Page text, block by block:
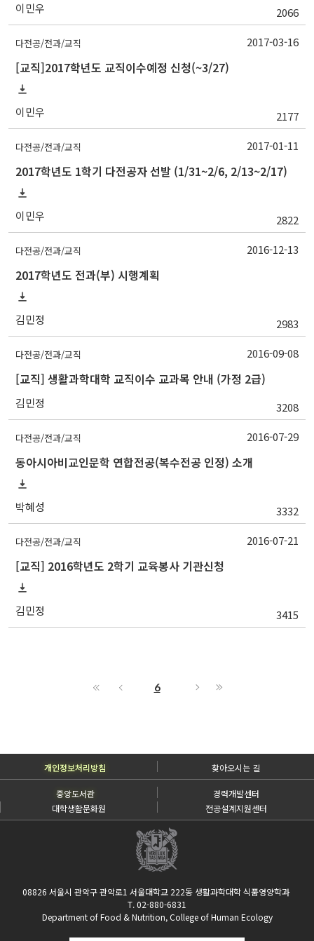
이민우 2066
다전공/전과/교직
[교직]2017학년도 교직이수예정 신청(~3/27)
이민우 2177
2017-03-16
다전공/전과/교직
2017학년도 1학기 다전공자 선발 (1/31~2/6, 2/13~2/17)
이민우 2822
2017-01-11
다전공/전과/교직
2017학년도 전과(부) 시행계획
김민정 2983
2016-12-13
다전공/전과/교직
[교직] 생활과학대학 교직이수 교과목 안내 (가정 2급)
김민정 3208
2016-09-08
다전공/전과/교직
동아시아비교인문학 연합전공(복수전공 인정) 소개
박혜성 3332
2016-07-29
다전공/전과/교직
[교직] 2016학년도 2학기 교육봉사 기관신청
김민정 3415
2016-07-21
6
개인정보처리방침 찾아오시는 길
중앙도서관
경력개발센터
대학생활문화원
전공설계지원센터
08826 서울시 관악구 관악로1 서울대학교 222동 생활과학대학 식품영양학과
T. 02-880-6831
Department of Food & Nutrition, College of Human Ecology